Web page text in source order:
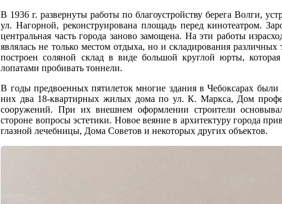
В 1936 г. развернуты работы по благоустройству берега Волги,
ул. Нагорной, реконструирована площадь перед кинотеатром.
центральная часть города заново замощена. На эти работы
являлась не только местом отдыха, но и складирования
построен соляной склад в виде большой круглой юрты,
лопатами пробивать тоннели.
В годы предвоенных пятилеток многие здания в Чебоксарах
них два 18-квартирных жилых дома по ул. К. Маркса, Дом
сооружений. При их внешнем оформлении строители
стороне вопросы эстетики. Новое веяние в архитектуру города
глазной лечебницы, Дома Советов и некоторых других объектов.